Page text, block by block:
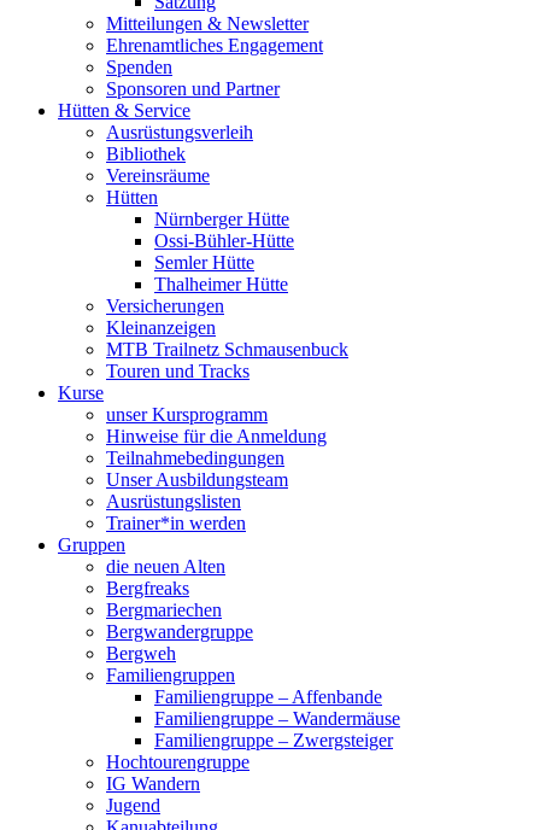
Mitteilungen & Newsletter
Ehrenamtliches Engagement
Spenden
Sponsoren und Partner
Hütten & Service
Ausrüstungsverleih
Bibliothek
Vereinsräume
Hütten
Nürnberger Hütte
Ossi-Bühler-Hütte
Semler Hütte
Thalheimer Hütte
Versicherungen
Kleinanzeigen
MTB Trailnetz Schmausenbuck
Touren und Tracks
Kurse
unser Kursprogramm
Hinweise für die Anmeldung
Teilnahmebedingungen
Unser Ausbildungsteam
Ausrüstungslisten
Trainer*in werden
Gruppen
die neuen Alten
Bergfreaks
Bergmariechen
Bergwandergruppe
Bergweh
Familiengruppen
Familiengruppe – Affenbande
Familiengruppe – Wandermäuse
Familiengruppe – Zwergsteiger
Hochtourengruppe
IG Wandern
Jugend